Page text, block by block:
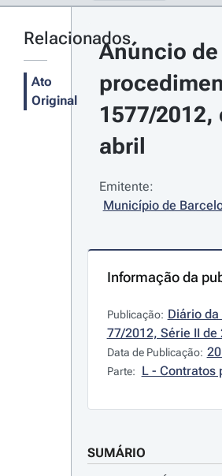
Relacionados
Ato
Original
Anúncio de
1577/2012,
abril
Emitente:
Município de
Informação da
Publicação: Diário da
77/2012, Série II de
Data de Publicação:
Parte: L - Contratos
SUMÁRIO